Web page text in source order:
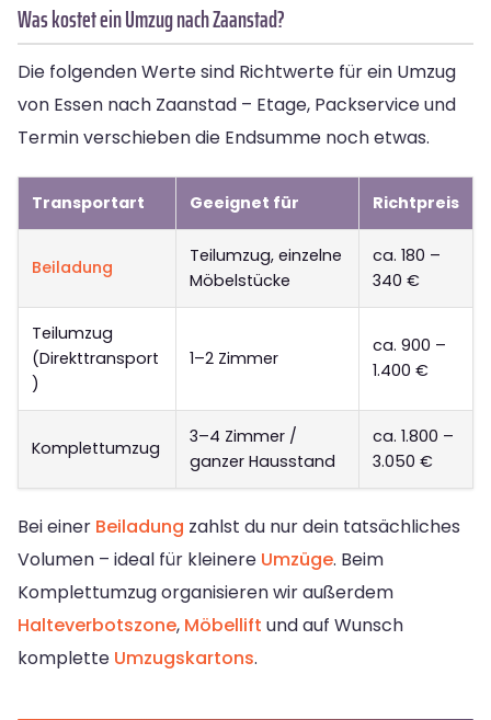
Was kostet ein Umzug nach Zaanstad?
Die folgenden Werte sind Richtwerte für ein Umzug
von Essen nach Zaanstad – Etage, Packservice und
Termin verschieben die Endsumme noch etwas.
Transportart Geeignet für Richtpreis
Beiladung
Teilumzug, einzelne
Möbelstücke
ca. 180 –
340 €
Teilumzug
(Direkttransport
)
1–2 Zimmer
ca. 900 –
1.400 €
Komplettumzug
3–4 Zimmer /
ganzer Hausstand
ca. 1.800 –
3.050 €
Bei einer Beiladung zahlst du nur dein tatsächliches
Volumen – ideal für kleinere Umzüge. Beim
Komplettumzug organisieren wir außerdem
Halteverbotszone, Möbellift und auf Wunsch
komplette Umzugskartons.